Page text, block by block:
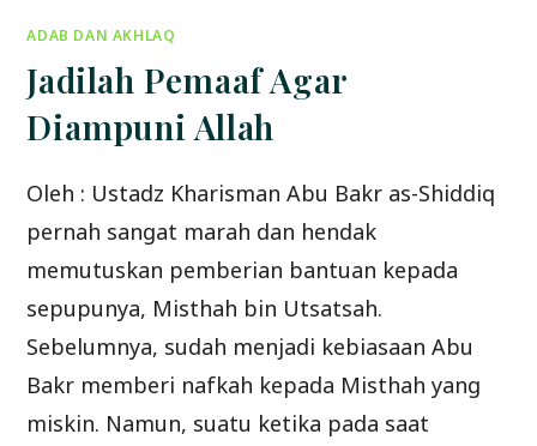
ADAB DAN AKHLAQ
Jadilah Pemaaf Agar
Diampuni Allah
Oleh : Ustadz Kharisman Abu Bakr as-Shiddiq
pernah sangat marah dan hendak
memutuskan pemberian bantuan kepada
sepupunya, Misthah bin Utsatsah.
Sebelumnya, sudah menjadi kebiasaan Abu
Bakr memberi nafkah kepada Misthah yang
miskin. Namun, suatu ketika pada saat